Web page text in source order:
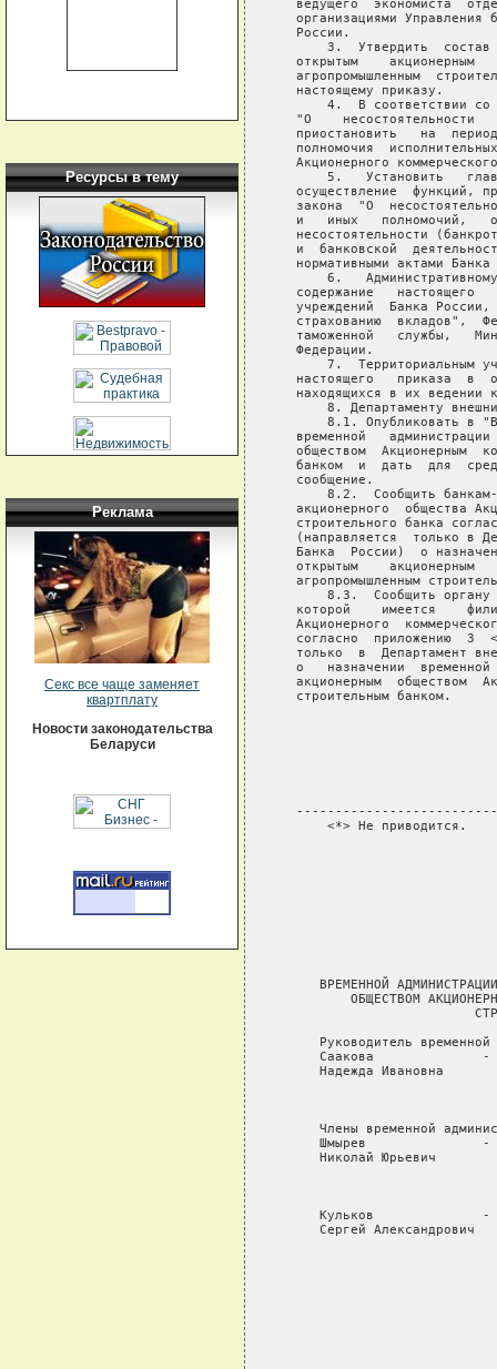
Ресурсы в тему
Реклама
Секс все чаще заменяет
квартплату
Новости законодательства
Беларуси
ведущего  экономиста
организациями Управления
   России.
3.  Утвердить
открытым    акционерным
агропромышленным
   настоящему приказу.
4.  В соответствии
"О    несостоятельности
приостановить   на
полномочия
Акционерного
5.   Установить
осуществление  функций,
закона  "О
и   иных   полномочий,
несостоятельности
и  банковской
нормативными актами Банка
6.
содержание   настоящего
учреждений  Банка
страхованию  вкладов",
таможенной   службы,
   Федерации.
7.  Территориальным
настоящего   приказа  в
находящихся в их ведении
8. Департаменту
8.1. Опубликовать в
временной
обществом  Акционерным
банком  и  дать  для
   сообщение.
8.2.  Сообщить
акционерного  общества
строительного банка
(направляется  только в
Банка  России)  о
открытым    акционерным
агропромышленным
8.3.  Сообщить
которой    имеется
Акционерного
согласно  приложению  3
только  в  Департамент
о   назначении
акционерным  обществом
   строительным банком.
       <*> Не приводится.
ВРЕМЕННОЙ
ОБЩЕСТВОМ
Руководитель временной
Саакова
Надежда Ивановна
Члены временной
Шмырев
Николай Юрьевич
Кульков
Сергей Александрович